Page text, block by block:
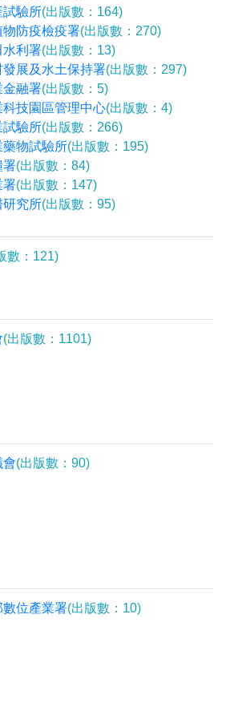
試驗所(出版數：164)
物防疫檢疫署(出版數：270)
水利署(出版數：13)
發展及水土保持署(出版數：297)
金融署(出版數：5)
科技園區管理中心(出版數：4)
試驗所(出版數：266)
藥物試驗所(出版數：195)
署(出版數：84)
署(出版數：147)
研究所(出版數：95)
數：121)
(出版數：1101)
會(出版數：90)
位產業署(出版數：10)